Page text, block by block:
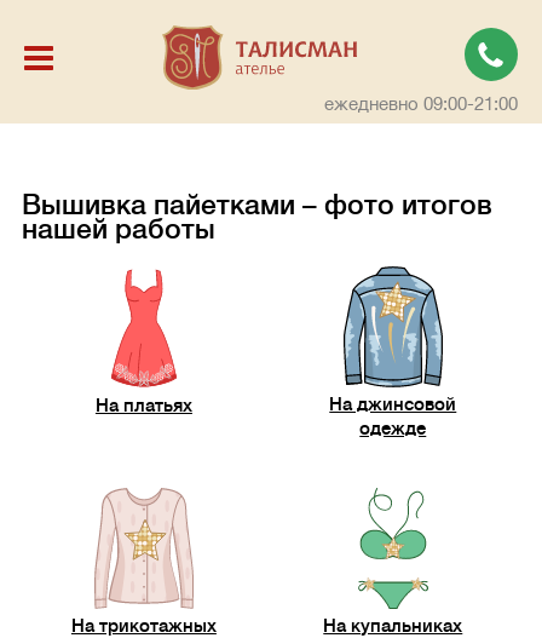
ежедневно 09:00-21:00
Вышивка пайетками – фото итогов
нашей работы
На платьях
На джинсовой
одежде
На трикотажных
На купальниках